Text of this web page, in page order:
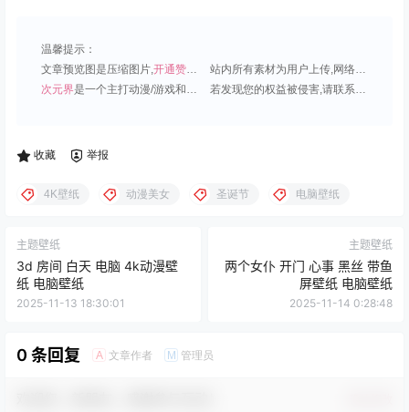
温馨提示：
文章预览图是压缩图片,开通赞助会员 可免费下载超清原图;
站内所有素材为用户上传,网络分享或原创,请勿用于商业用途;
次元界是一个主打动漫/游戏和虚拟偶像角色的插画壁纸平台; 若发现您的权益被侵害,请联系QQ1815919191,我们尽快处理.
收藏 举报
4K壁纸 动漫美女 圣诞节 电脑壁纸
主题壁纸
3d 房间 白天 电脑 4k动漫壁
纸 电脑壁纸
2025-11-13 18:30:01
主题壁纸
两个女仆 开门 心事 黑丝 带鱼
屏壁纸 电脑壁纸
2025-11-14 0:28:48
0 条回复 A 文章作者 M 管理员